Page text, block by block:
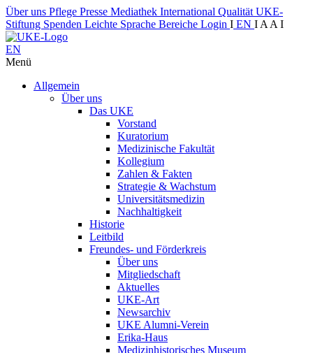
Über uns Pflege Presse Mediathek International Qualität UKE-
Stiftung Spenden Leichte Sprache Bereiche Login I EN I A A I
EN
Menü
Allgemein
Über uns
Das UKE
Vorstand
Kuratorium
Medizinische Fakultät
Kollegium
Zahlen & Fakten
Strategie & Wachstum
Universitätsmedizin
Nachhaltigkeit
Historie
Leitbild
Freundes- und Förderkreis
Über uns
Mitgliedschaft
Aktuelles
UKE-Art
Newsarchiv
UKE Alumni-Verein
Erika-Haus
Medizinhistorisches Museum